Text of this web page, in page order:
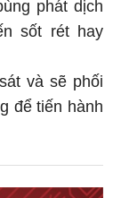
sốt rét hay
và sẽ phối
để tiến hành